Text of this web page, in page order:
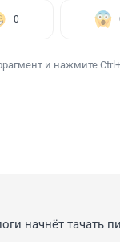
0
и нажмите
начнёт тачать